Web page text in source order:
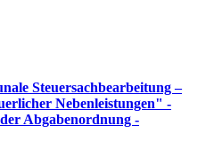
Steuersachbearbeitung –
Nebenleistungen" -
Abgabenordnung -